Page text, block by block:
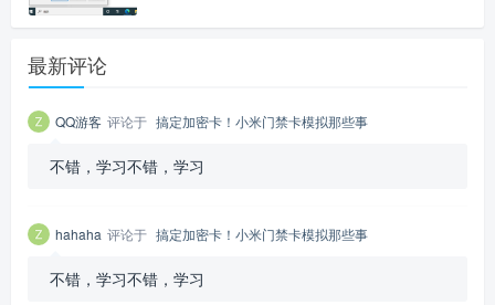
最新评论
QQ游客 评论于 搞定加密卡！小米门禁卡模拟那些事
不错，学习不错，学习
hahaha 评论于 搞定加密卡！小米门禁卡模拟那些事
不错，学习不错，学习